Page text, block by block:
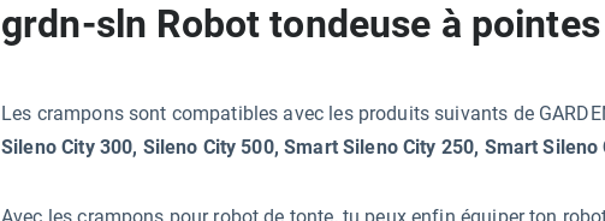
grdn-sln Robot tondeuse à pointes
Les crampons sont compatibles avec les produits suivants de
Sileno City 300, Sileno City 500, Smart Sileno City 250, Smart Sileno